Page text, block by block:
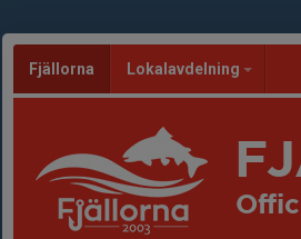
Fjällorna Lokalavdelning